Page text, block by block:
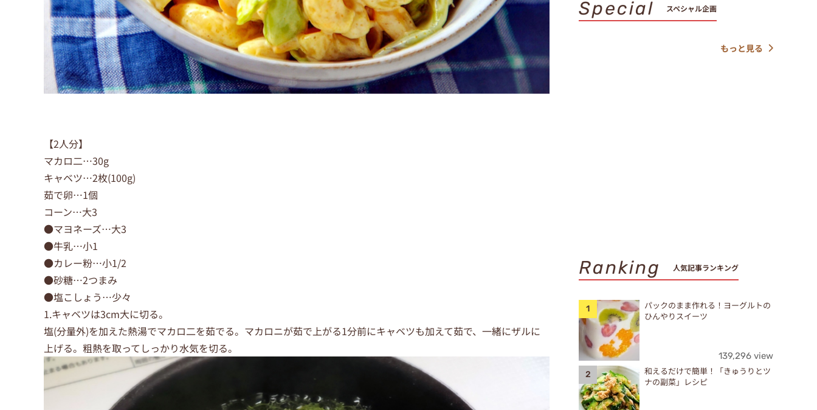
【2人分】
マカロ二…30g
キャベツ…2枚(100g)
茹で卵…1個
コーン…大3
●マヨネーズ…大3
●牛乳…小1
●カレー粉…小1/2
●砂糖…2つまみ
●塩こしょう…少々
1.キャベツは3cm大に切る。
塩(分量外)を加えた熱湯でマカロ二を茹でる。マカロニが茹で上がる1分前にキャベツも加えて茹で、一緒にザルに
上げる。粗熱を取ってしっかり水気を切る。
Special スペシャル企画
もっと見る
Ranking 人気記事ランキング
パックのまま作れる！ヨーグルトの
ひんやりスイーツ
139,296 view
和えるだけで簡単！「きゅうりとツ
ナの副菜」レシピ